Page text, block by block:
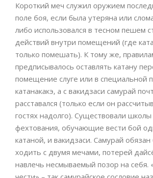
Короткий меч служил оружием
поле боя, если была утеряна или
либо использовался в тесном пешем
действий внутри помещений (где
только помешать). К тому же,
предписывалось оставлять катану
помещение слуге или в специальной
катанакакэ, а с вакидзаси самурай
расставался (только если он
гостях надолго). Существовали школы
фехтования, обучающие вести бой
катаной, и вакидзаси. Самурай обязан
ходить с двумя мечами, потерей
навлечь несмываемый позор на себя.